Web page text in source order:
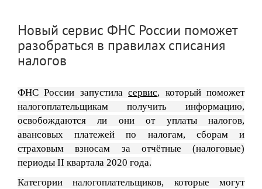
Новый сервис ФНС России поможет
разобраться в правилах списания
налогов
ФНС России запустиласервис, который поможет
налогоплательщикам получить информацию,
освобождаются ли они от уплаты налогов,
авансовых платежей по налогам, сборам и
страховым взносам за отчётные (налоговые)
периоды II квартала 2020 года.
Категорииналогоплательщиков, которые могут